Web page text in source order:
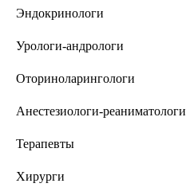
Эндокринологи
Урологи-андрологи
Оториноларингологи
Анестезиологи-реаниматологи
Терапевты
Хирурги